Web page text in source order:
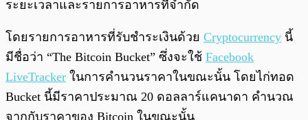
ระยะเวลาและรายการอาหารที่จำกัด
โดยรายการอาหารที่รับชำระเงินด้วย Cryptocurrency นี้
มีชื่อว่า “The Bitcoin Bucket” ซึ่งจะใช้ Facebook
LiveTracker ในการคำนวนราคาในขณะนั้น โดยไก่ทอด
Bucket นี้มีราคาประมาณ 20 ดอลลาร์แคนาดา คำนวณ
จากกับราคาของ Bitcoin ในขณะนั้น